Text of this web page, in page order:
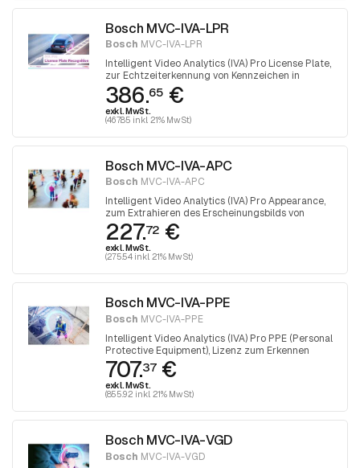
Bosch MVC-IVA-LPR
Bosch MVC-IVA-LPR
Intelligent Video Analytics (IVA) Pro License Plate,
zur Echtzeiterkennung von Kennzeichen in
Parkanwendungen oder städtischen
Umgebungen
386.65 €
exkl. MwSt.
(467.85 inkl. 21% MwSt)
Bosch MVC-IVA-APC
Bosch MVC-IVA-APC
Intelligent Video Analytics (IVA) Pro Appearance,
zum Extrahieren des Erscheinungsbilds von
Personen für eine spätere forensische Suche
227.72 €
exkl. MwSt.
(275.54 inkl. 21% MwSt)
Bosch MVC-IVA-PPE
Bosch MVC-IVA-PPE
Intelligent Video Analytics (IVA) Pro PPE (Personal
Protective Equipment), Lizenz zum Erkennen
persönlicher Schutzausrüstung.
707.37€
exkl. MwSt.
(855.92 inkl. 21% MwSt)
Bosch MVC-IVA-VGD
Bosch MVC-IVA-VGD